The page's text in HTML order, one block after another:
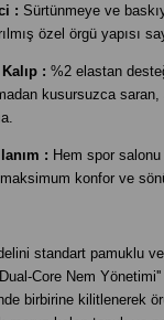
: Sürtünmeye ve
özel örgü yapısı
: %2 elastan
kusursuzca
: Hem spor
konfor ve
standart pamuklu
Core Nem
birbirine kilitlenerek